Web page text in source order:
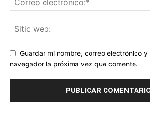
Guardar mi nombre, correo electrónico
navegador la próxima vez que comente.